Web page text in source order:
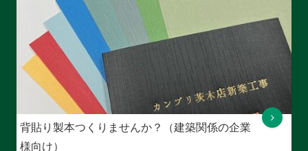
背貼り製本つくりませんか？（建築関係の企業
様向け）